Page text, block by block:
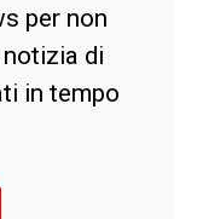
per non
di
in tempo